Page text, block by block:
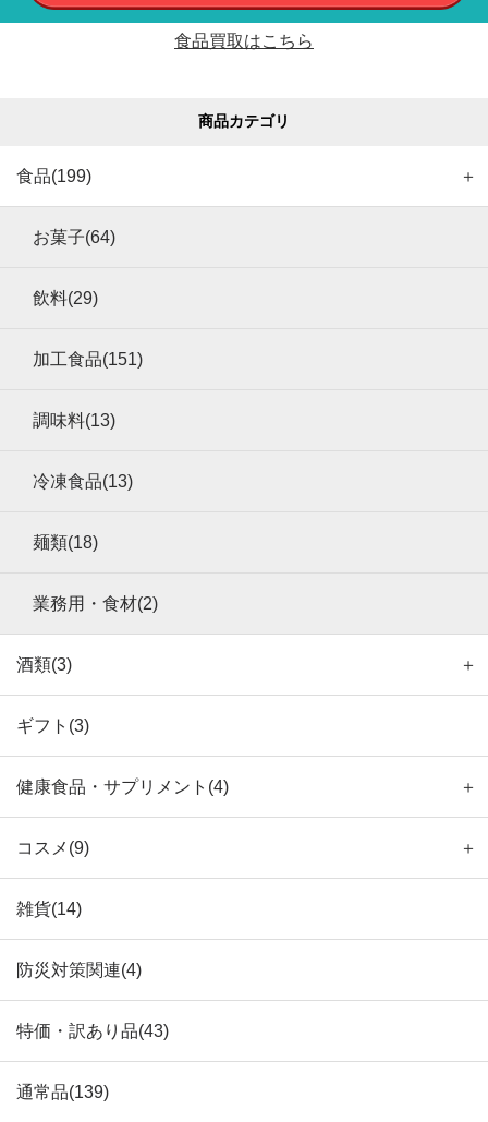
食品買取はこちら
商品カテゴリ
食品(199) ＋
お菓子(64)
飲料(29)
加工食品(151)
調味料(13)
冷凍食品(13)
麺類(18)
業務用・食材(2)
酒類(3) ＋
ギフト(3)
健康食品・サプリメント(4) ＋
コスメ(9) ＋
雑貨(14)
防災対策関連(4)
特価・訳あり品(43)
通常品(139)